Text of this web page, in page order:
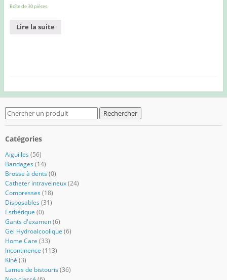
Boîte de 30 pièces.
Lire la suite
Search
for:
Catégories
Aiguilles (56)
Bandages (14)
Brosse à dents (0)
Catheter intraveineux (24)
Compresses (18)
Disposables (31)
Esthétique (0)
Gants d'examen (6)
Gel Hydroalcoolique (6)
Home Care (33)
Incontinence (113)
Kiné (3)
Lames de bistouris (36)